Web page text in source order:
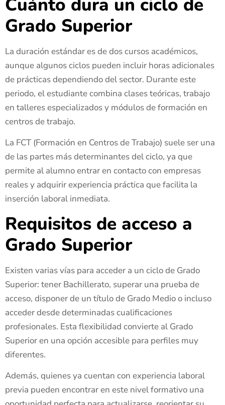
Cuánto dura un ciclo de
Grado Superior
La duración estándar es de dos cursos académicos,
aunque algunos ciclos pueden incluir horas adicionales
de prácticas dependiendo del sector. Durante este
periodo, el estudiante combina clases teóricas, trabajo
en talleres especializados y módulos de formación en
centros de trabajo.
La FCT (Formación en Centros de Trabajo) suele ser una
de las partes más determinantes del ciclo, ya que
permite al alumno entrar en contacto con empresas
reales y adquirir experiencia práctica que facilita la
inserción laboral inmediata.
Requisitos de acceso a
Grado Superior
Existen varias vías para acceder a un ciclo de Grado
Superior: tener Bachillerato, superar una prueba de
acceso, disponer de un título de Grado Medio o incluso
acceder desde determinadas cualificaciones
profesionales. Esta flexibilidad convierte al Grado
Superior en una opción accesible para perfiles muy
diferentes.
Además, quienes ya cuentan con experiencia laboral
previa pueden encontrar en este nivel formativo una